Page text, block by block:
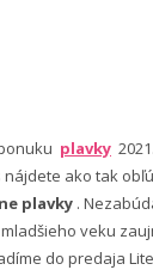
plavky
nájdete ako tak
plavky .
mladšieho veku
do predaja